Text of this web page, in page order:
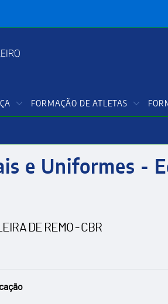
FORMAÇÃO DE ATLETAS
e Uniformes -
DE REMO - CBR